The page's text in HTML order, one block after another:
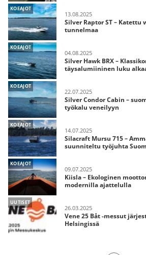
KOEAJOT
13.08.2025
Silver Raptor ST – Katettu
tunnelmaa
KOEAJOT
04.08.2025
Silver Hawk BRX –
täysalumiininen luku
KOEAJOT
22.07.2025
Silver Condor Cabin –
työkalu veneilyyn
KOEAJOT
14.07.2025
Silacraft Mursu 715 –
suunniteltu työjuhta
KOEAJOT
09.07.2025
Kiisla – Ekologinen
modernilla ajattelulla
UUTISET
26.03.2025
Vene 25 Båt -messut
Helsingissä